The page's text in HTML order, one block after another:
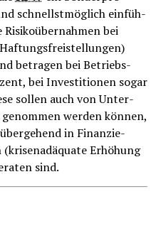
schnellst­mög­lich ein­füh­
bei
betra­gen bei Betriebs­
bei Inves­ti­tio­nen sogar
sol­len auch von Unter­
wer­den kön­nen,
in Finan­zie­
Erhö­hung
sind.